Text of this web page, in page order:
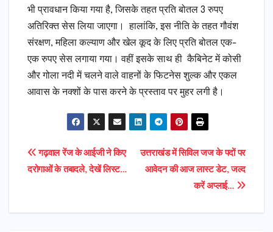
भी प्रावधान किया गया है, जिसके तहत प्रति बोतल 3 रुपए
अतिरिक्त सेस लिया जाएगा। हालांकि, इस नीति के तहत गौवंश
संरक्षण, महिला कल्याण और खेल कूद के लिए प्रति बोतल एक-
एक रुपए सेस लगाया गया। वहीं इसके साथ ही कैबिनेट में कोसी
और गोला नदी में चलने वाले वाहनों के फिटनेस शुल्क और एकल
आवास के नक्शों के पास करने के प्रस्ताव पर मुहर लगी है।
Post
navigation
उत्तराखंड में सिविल जज के पदों पर
आवेदन की आज लास्ट डेट, जल्द
करें अप्लाई…
गढ़वाल रेंज के आईजी ने किए
दरोगाओं के तबादले, देखें लिस्ट…